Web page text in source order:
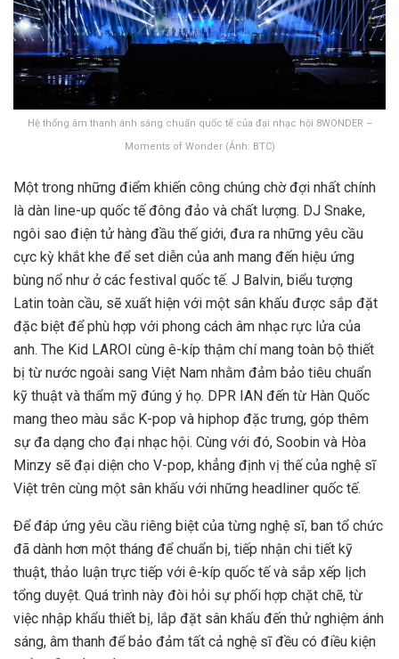
Hệ thống âm thanh ánh sáng chuẩn quốc tế của đại nhạc hội 8WONDER –
Moments of Wonder (Ảnh: BTC)
Một trong những điểm khiến công chúng chờ đợi nhất chính
là dàn line-up quốc tế đông đảo và chất lượng. DJ Snake,
ngôi sao điện tử hàng đầu thế giới, đưa ra những yêu cầu
cực kỳ khắt khe để set diễn của anh mang đến hiệu ứng
bùng nổ như ở các festival quốc tế. J Balvin, biểu tượng
Latin toàn cầu, sẽ xuất hiện với một sân khấu được sắp đặt
đặc biệt để phù hợp với phong cách âm nhạc rực lửa của
anh. The Kid LAROI cùng ê-kíp thậm chí mang toàn bộ thiết
bị từ nước ngoài sang Việt Nam nhằm đảm bảo tiêu chuẩn
kỹ thuật và thẩm mỹ đúng ý họ. DPR IAN đến từ Hàn Quốc
mang theo màu sắc K-pop và hiphop đặc trưng, góp thêm
sự đa dạng cho đại nhạc hội. Cùng với đó, Soobin và Hòa
Minzy sẽ đại diện cho V-pop, khẳng định vị thế của nghệ sĩ
Việt trên cùng một sân khấu với những headliner quốc tế.
Để đáp ứng yêu cầu riêng biệt của từng nghệ sĩ, ban tổ chức
đã dành hơn một tháng để chuẩn bị, tiếp nhận chi tiết kỹ
thuật, thảo luận trực tiếp với ê-kíp quốc tế và sắp xếp lịch
tổng duyệt. Quá trình này đòi hỏi sự phối hợp chặt chẽ, từ
việc nhập khẩu thiết bị, lắp đặt sân khấu đến thử nghiệm ánh
sáng, âm thanh để bảo đảm tất cả nghệ sĩ đều có điều kiện